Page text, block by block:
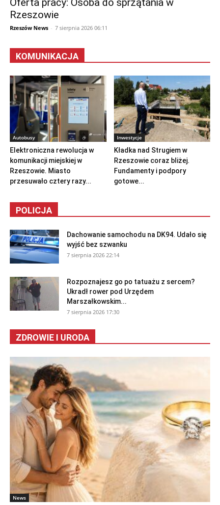
Oferta pracy: Osoba do sprzątania w
Rzeszowie
Rzeszów News - 7 sierpnia 2026 06:11
KOMUNIKACJA
Autobusy
Elektroniczna rewolucja w
komunikacji miejskiej w
Rzeszowie. Miasto
przesuwało cztery razy...
Inwestycje
Kładka nad Strugiem w
Rzeszowie coraz bliżej.
Fundamenty i podpory
gotowe...
POLICJA
Dachowanie samochodu na DK94. Udało się
wyjść bez szwanku
7 sierpnia 2026 22:14
Rozpoznajesz go po tatuażu z sercem?
Ukradł rower pod Urzędem
Marszałkowskim...
7 sierpnia 2026 17:30
ZDROWIE I URODA
News